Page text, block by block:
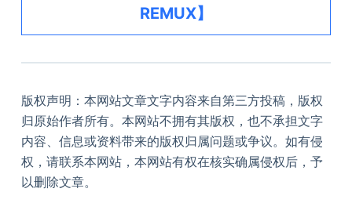
REMUX】
版权声明：本网站文章文字内容来自第三方投稿，版权
归原始作者所有。本网站不拥有其版权，也不承担文字
内容、信息或资料带来的版权归属问题或争议。如有侵
权，请联系本网站，本网站有权在核实确属侵权后，予
以删除文章。